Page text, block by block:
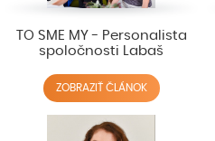
TO SME MY - Personalista
spoločnosti Labaš
ZOBRAZIŤ ČLÁNOK